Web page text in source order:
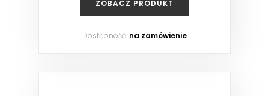
ZOBACZ PRODUKT
Dostępność: na zamówienie